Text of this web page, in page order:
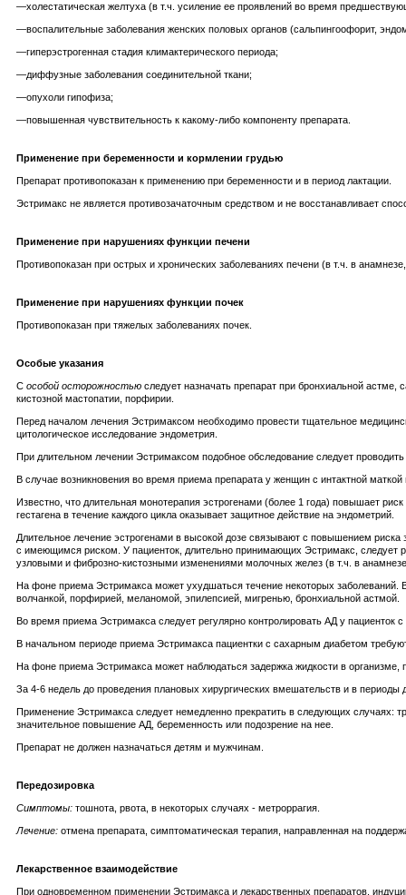
—холестатическая желтуха (в т.ч. усиление ее проявлений во время
—воспалительные заболевания женских половых органов (сальпингоофорит,
—гиперэстрогенная стадия климактерического периода;
—диффузные заболевания соединительной ткани;
—опухоли гипофиза;
—повышенная чувствительность к какому-либо компоненту препарата.
Применение при беременности и кормлении грудью
Препарат противопоказан к применению при беременности и в период лактации.
Эстримакс не является противозачаточным средством и не восстанавливает
Применение при нарушениях функции печени
Противопоказан при острых и хронических заболеваниях печени (в т.ч. в
Применение при нарушениях функции почек
Противопоказан при тяжелых заболеваниях почек.
Особые указания
С особой осторожностью следует назначать препарат при бронхиальной
кистозной мастопатии, порфирии.
Перед началом лечения Эстримаксом необходимо провести тщательное
цитологическое исследование эндометрия.
При длительном лечении Эстримаксом подобное обследование следует
В случае возникновения во время приема препарата у женщин с интактной
Известно, что длительная монотерапия эстрогенами (более 1 года) повышает
гестагена в течение каждого цикла оказывает защитное действие на эндометрий.
Длительное лечение эстрогенами в высокой дозе связывают с повышением
с имеющимся риском. У пациенток, длительно принимающих Эстримакс, следует
узловыми и фиброзно-кистозными изменениями молочных желез (в т.ч. в
На фоне приема Эстримакса может ухудшаться течение некоторых заболеваний.
волчанкой, порфирией, меланомой, эпилепсией, мигренью, бронхиальной астмой.
Во время приема Эстримакса следует регулярно контролировать АД у пациенток с
В начальном периоде приема Эстримакса пациентки с сахарным диабетом
На фоне приема Эстримакса может наблюдаться задержка жидкости в
За 4-6 недель до проведения плановых хирургических вмешательств и в
Применение Эстримакса следует немедленно прекратить в следующих случаях:
значительное повышение АД, беременность или подозрение на нее.
Препарат не должен назначаться детям и мужчинам.
Передозировка
Симптомы: тошнота, рвота, в некоторых случаях - метроррагия.
Лечение: отмена препарата, симптоматическая терапия, направленная на
Лекарственное взаимодействие
При одновременном применении Эстримакса и лекарственных препаратов,